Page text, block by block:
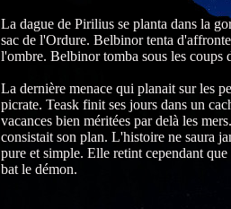
La dague de Pirilius se planta dans la
sac de l'Ordure. Belbinor tenta
l'ombre. Belbinor tomba sous les coups
La dernière menace qui planait sur les
picrate. Teask finit ses jours dans un
vacances bien méritées par delà les
consistait son plan. L'histoire ne saura
pure et simple. Elle retint cependant
bat le démon.